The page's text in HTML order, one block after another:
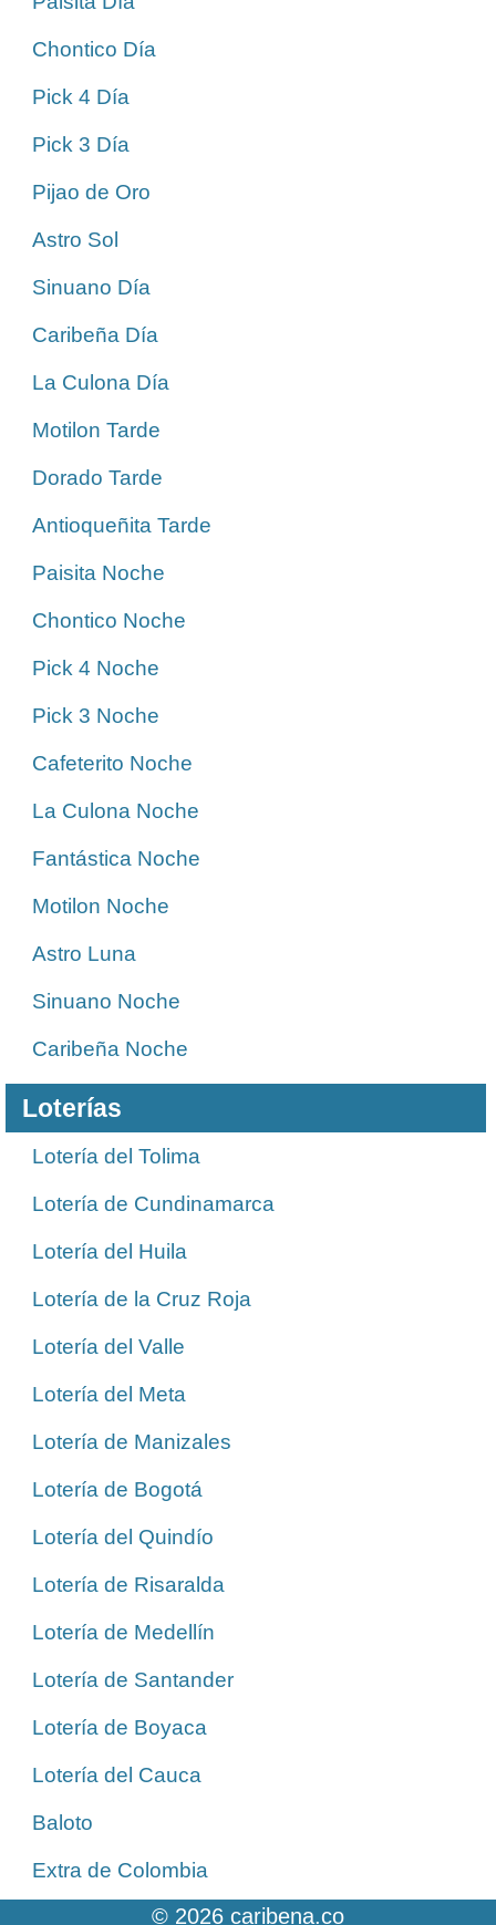
Chontico Día
Pick 4 Día
Pick 3 Día
Pijao de Oro
Astro Sol
Sinuano Día
Caribeña Día
La Culona Día
Motilon Tarde
Dorado Tarde
Antioqueñita Tarde
Paisita Noche
Chontico Noche
Pick 4 Noche
Pick 3 Noche
Cafeterito Noche
La Culona Noche
Fantástica Noche
Motilon Noche
Astro Luna
Sinuano Noche
Caribeña Noche
Loterías
Lotería del Tolima
Lotería de Cundinamarca
Lotería del Huila
Lotería de la Cruz Roja
Lotería del Valle
Lotería del Meta
Lotería de Manizales
Lotería de Bogotá
Lotería del Quindío
Lotería de Risaralda
Lotería de Medellín
Lotería de Santander
Lotería de Boyaca
Lotería del Cauca
Baloto
Extra de Colombia
© 2026 caribena.co